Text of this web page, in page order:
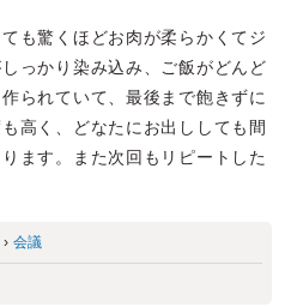
も驚くほどお肉が柔らかくてジ
っかり染み込み、ご飯がどんど
られていて、最後まで飽きずに
高く、どなたにお出ししても間
ます。また次回もリピートした
› 会議